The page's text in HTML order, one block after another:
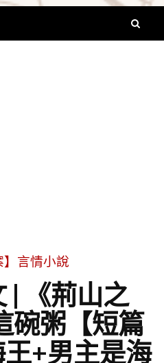
】言情小說
| 《荊山之
碗粥【短篇
+男主是海